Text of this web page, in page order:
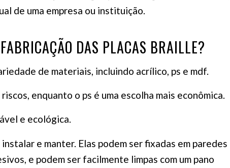
de uma empresa ou instituição.
DAS PLACAS BRAILLE?
de materiais, incluindo acrílico, ps e mdf.
enquanto o ps é uma escolha mais econômica.
e ecológica.
e manter. Elas podem ser fixadas em paredes
e podem ser facilmente limpas com um pano